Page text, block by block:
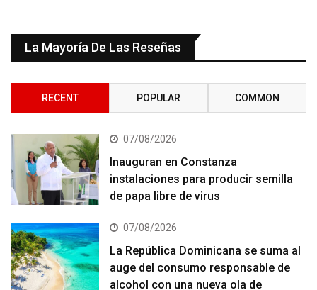
La Mayoría De Las Reseñas
RECENT POPULAR COMMON
07/08/2026
Inauguran en Constanza
instalaciones para producir semilla
de papa libre de virus
07/08/2026
La República Dominicana se suma al
auge del consumo responsable de
alcohol con una nueva ola de